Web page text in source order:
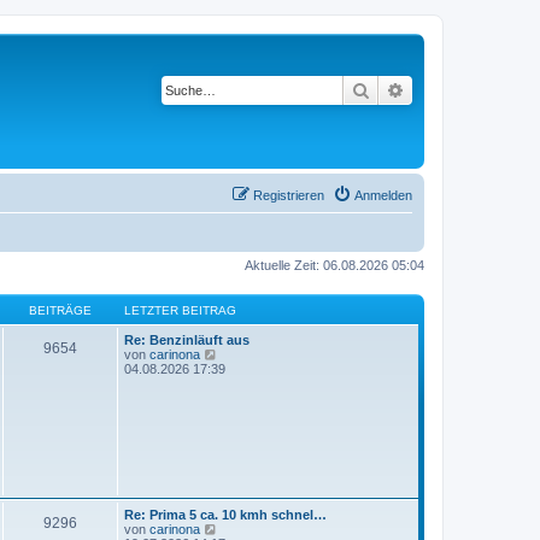
Suche
Anmelden
Registrieren
Aktuelle Zeit: 06.08.2026 05:04
BEITRÄGE LETZTER BEITRAG
9654
Re: Benzinläuft aus
von carinona
e
i
04.08.2026 17:39
9296
Re: Prima 5 ca. 10 kmh schnel…
von carinona